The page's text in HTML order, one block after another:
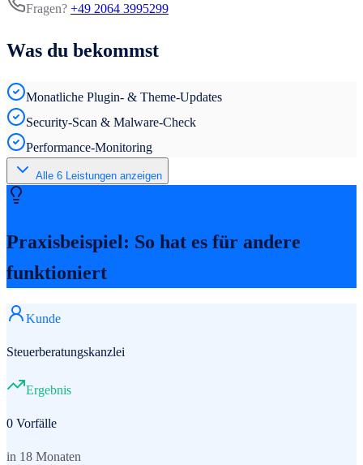
Fragen? +49 2064 3995299
Was du bekommst
Monatliche Plugin- & Theme-Updates
Security-Scan & Malware-Check
Performance-Monitoring
Alle 6 Leistungen anzeigen
Praxisbeispiel: So hat es für andere
funktioniert
Kunde
Steuerberatungskanzlei
Ergebnis
0 Vorfälle
in 18 Monaten